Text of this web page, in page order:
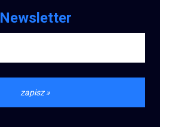
Newsletter